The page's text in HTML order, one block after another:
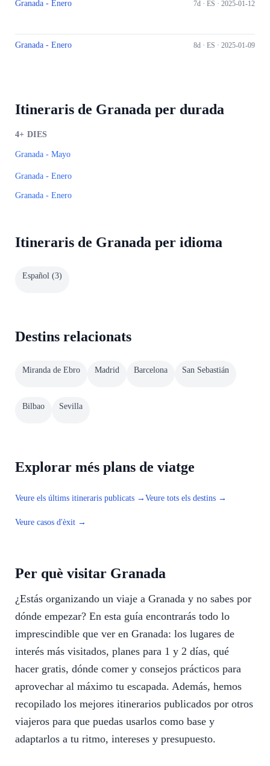
Granada - Enero 7d · ES · 2025-01-12
Granada - Enero 8d · ES · 2025-01-09
Itineraris de Granada per durada
4+ DIES
Granada - Mayo
Granada - Enero
Granada - Enero
Itineraris de Granada per idioma
Español (3)
Destins relacionats
Miranda de Ebro Madrid Barcelona San Sebastián
Bilbao Sevilla
Explorar més plans de viatge
Veure els últims itineraris publicats → Veure tots els destins →
Veure casos d'èxit →
Per què visitar Granada
¿Estás organizando un viaje a Granada y no sabes por
dónde empezar? En esta guía encontrarás todo lo
imprescindible que ver en Granada: los lugares de
interés más visitados, planes para 1 y 2 días, qué
hacer gratis, dónde comer y consejos prácticos para
aprovechar al máximo tu escapada. Además, hemos
recopilado los mejores itinerarios publicados por otros
viajeros para que puedas usarlos como base y
adaptarlos a tu ritmo, intereses y presupuesto.